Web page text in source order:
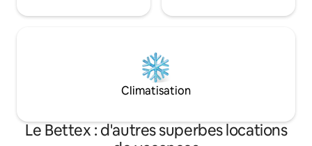
Climatisation
Le Bettex : d'autres superbes locations